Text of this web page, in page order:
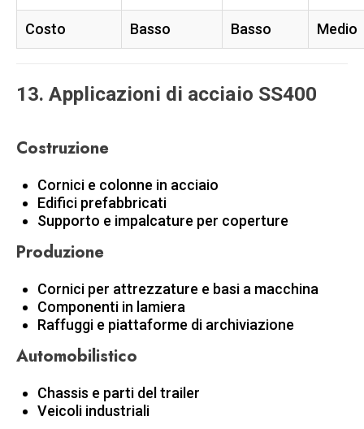
Costo Basso Basso Medio
13. Applicazioni di acciaio SS400
Costruzione
Cornici e colonne in acciaio
Edifici prefabbricati
Supporto e impalcature per coperture
Produzione
Cornici per attrezzature e basi a macchina
Componenti in lamiera
Raffuggi e piattaforme di archiviazione
Automobilistico
Chassis e parti del trailer
Veicoli industriali